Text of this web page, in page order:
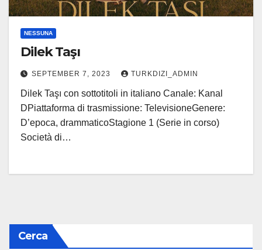
NESSUNA
Dilek Taşı
SEPTEMBER 7, 2023 TURKDIZI_ADMIN
Dilek Taşı con sottotitoli in italiano Canale: Kanal
DPiattaforma di trasmissione: TelevisioneGenere:
D’epoca, drammaticoStagione 1 (Serie in corso)
Società di…
Cerca